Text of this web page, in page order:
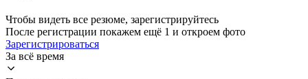
Чтобы видеть все резюме, зарегистрируйтесь
После регистрации покажем ещё 1 и откроем фото
Зарегистрироваться
За всё время